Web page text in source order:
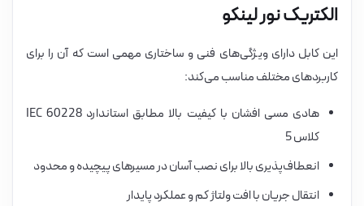
الکتریک نور لینکو
این کابل دارای ویژگی‌های فنی و ساختاری مهمی است که آن را برای
کاربردهای مختلف مناسب می‌کند:
هادی مسی افشان با کیفیت بالا مطابق استاندارد IEC 60228
کلاس 5
انعطاف‌پذیری بالا برای نصب آسان در مسیرهای پیچیده و محدود
انتقال جریان با افت ولتاژ کم و عملکرد پایدار